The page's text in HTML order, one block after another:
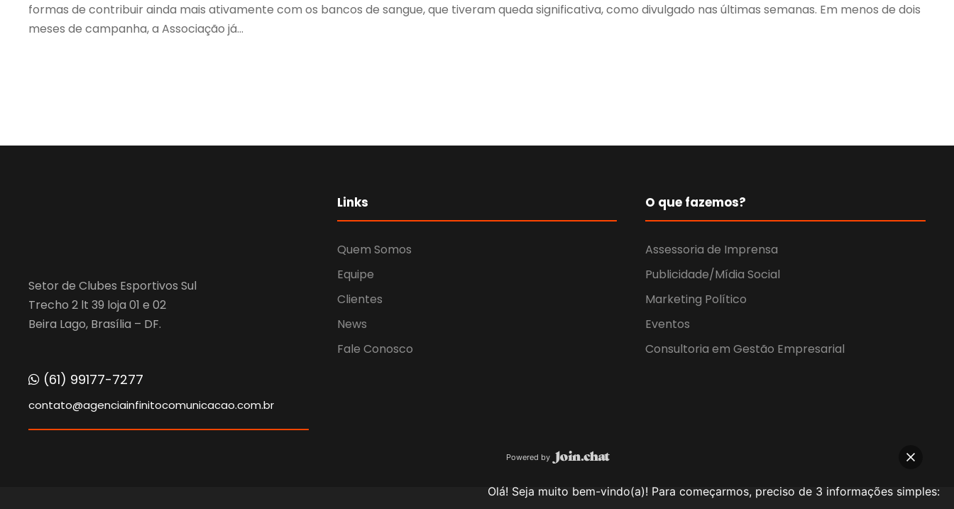
formas de contribuir ainda mais ativamente com os bancos de sangue, que tiveram queda significativa, como divulgado nas últimas semanas. Em menos de dois
meses de campanha, a Associação já...
Setor de Clubes Esportivos Sul
Trecho 2 lt 39 loja 01 e 02
Beira Lago, Brasília – DF.
(61) 99177-7277
contato@agenciainfinitocomunicacao.com.br
Links
Quem Somos
Equipe
Clientes
News
Fale Conosco
O que fazemos?
Assessoria de Imprensa
Publicidade/Mídia Social
Marketing Político
Eventos
Consultoria em Gestão Empresarial
Powered by
Olá! Seja muito bem-vindo(a)! Para começarmos, preciso de 3 informações simples: